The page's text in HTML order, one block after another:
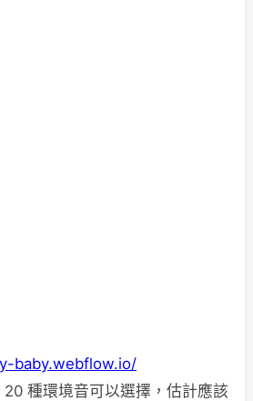
baby.webflow.io/
種環境音可以選擇，估計應該